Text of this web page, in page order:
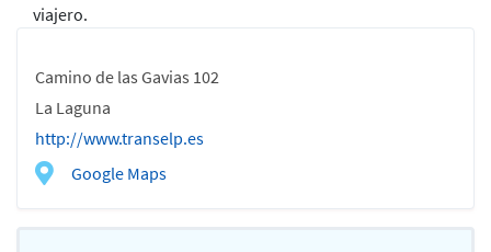
Camino de las Gavias 102
La Laguna
http://www.transelp.es
Google Maps
viajero.